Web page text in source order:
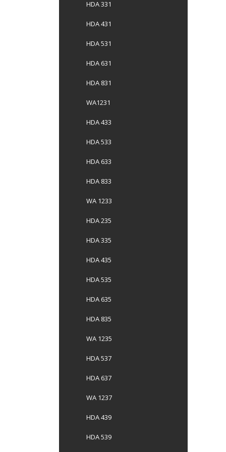
HDA 331
HDA 431
HDA 531
HDA 631
HDA 831
WA1231
HDA 433
HDA 533
HDA 633
HDA 833
WA 1233
HDA 235
HDA 335
HDA 435
HDA 535
HDA 635
HDA 835
WA 1235
HDA 537
HDA 637
WA 1237
HDA 439
HDA 539